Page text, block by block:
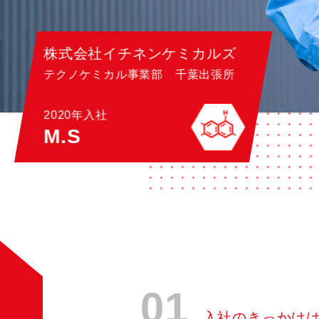
株式会社イチネンケミカルズ
テクノケミカル事業部 千葉出張所
2020年入社
M.S
01